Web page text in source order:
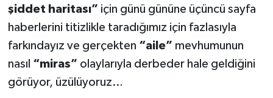
şiddet haritası” için günü gününe üçüncü sayfa
haberlerini titizlikle taradığımız için fazlasıyla
farkındayız ve gerçekten “aile” mevhumunun
nasıl “miras” olaylarıyla derbeder hale geldiğini
görüyor, üzülüyoruz…